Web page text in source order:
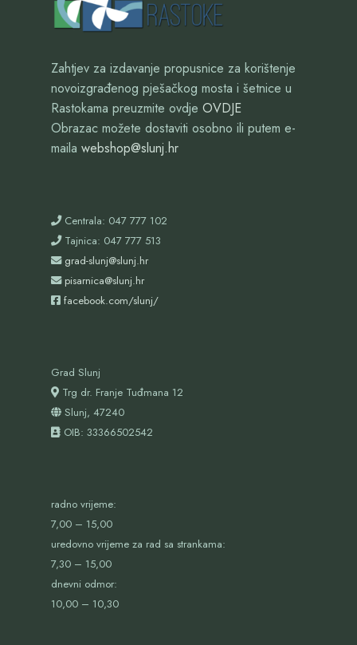
Zahtjev za izdavanje propusnice za korištenje
novoizgrađenog pješačkog mosta i šetnice u
Rastokama preuzmite ovdje OVDJE
Obrazac možete dostaviti osobno ili putem e-
maila webshop@slunj.hr
Centrala: 047 777 102
Tajnica: 047 777 513
grad-slunj@slunj.hr
pisarnica@slunj.hr
facebook.com/slunj/
Grad Slunj
Trg dr. Franje Tuđmana 12
Slunj, 47240
OIB: 33366502542
radno vrijeme:
7,00 – 15,00
uredovno vrijeme za rad sa strankama:
7,30 – 15,00
dnevni odmor:
10,00 – 10,30